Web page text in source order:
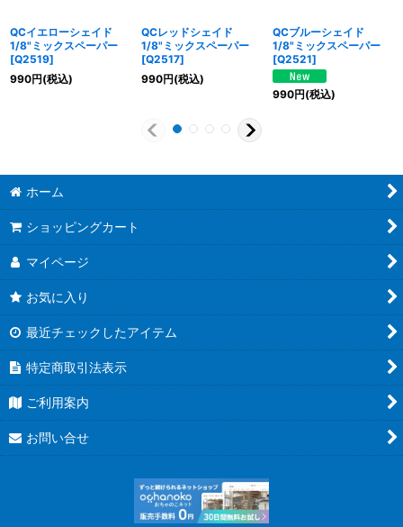
QCイエローシェイド
1/8"ミックスペーパー
[Q2519]
990円(税込)
QCレッドシェイド
1/8"ミックスペーパー
[Q2517]
990円(税込)
QCブルーシェイド
1/8"ミックスペーパー
[Q2521]
990円(税込)
ホーム
ショッピングカート
マイページ
お気に入り
最近チェックしたアイテム
特定商取引法表示
ご利用案内
お問い合せ